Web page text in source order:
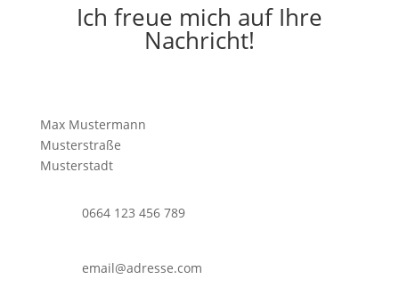
Ich freue mich auf Ihre
Nachricht!
Max Muster­mann
Muster­straße
Muster­stadt
0664 123 456 789
email@adresse.com